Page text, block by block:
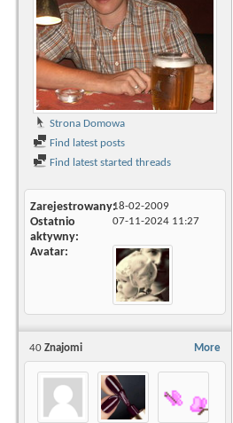
Strona Domowa
Find latest posts
Find latest started threads
Zarejestrowany18-02-2009
Ostatnio
aktywny
07-11-2024 11:27
Avatar
More
40 Znajomi